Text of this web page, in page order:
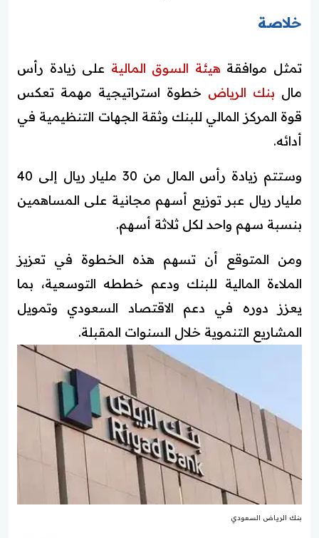
خلاصة
تمثل موافقة هيئة السوق المالية على زيادة رأس
مال بنك الرياض خطوة استراتيجية مهمة تعكس
قوة المركز المالي للبنك وثقة الجهات التنظيمية في
أدائه.
وستتم زيادة رأس المال من 30 مليار ريال إلى 40
مليار ريال عبر توزيع أسهم مجانية على المساهمين
بنسبة سهم واحد لكل ثلاثة أسهم.
ومن المتوقع أن تسهم هذه الخطوة في تعزيز
الملاءة المالية للبنك ودعم خططه التوسعية، بما
يعزز دوره في دعم الاقتصاد السعودي وتمويل
المشاريع التنموية خلال السنوات المقبلة.
بنك الرياض السعودي